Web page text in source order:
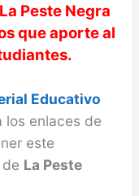
La Peste Negra
que aporte al
Educativo
los enlaces de
este
La Peste